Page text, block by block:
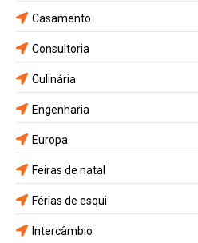
Casamento
Consultoria
Culinária
Engenharia
Europa
Feiras de natal
Férias de esqui
Intercâmbio